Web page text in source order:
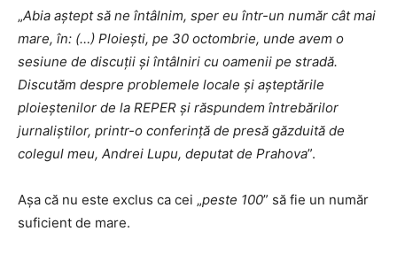
„Abia aștept să ne întâlnim, sper eu într-un număr cât mai
mare, în: (…) Ploiești, pe 30 octombrie, unde avem o
sesiune de discuții și întâlniri cu oamenii pe stradă.
Discutăm despre problemele locale și așteptările
ploieștenilor de la REPER și răspundem întrebărilor
jurnaliștilor, printr-o conferință de presă găzduită de
colegul meu, Andrei Lupu, deputat de Prahova”.
Așa că nu este exclus ca cei „peste 100” să fie un număr
suficient de mare.